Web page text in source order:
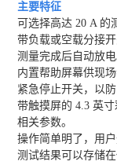
主要特征
可选择高达 20 A 的
带负载或空载分接
测量完成后自动放电
内置帮助屏幕供现场
紧急停止开关，以防
带触摸屏的 4.3 英
相关参数。
操作简单明了，用
测试结果可以存储在